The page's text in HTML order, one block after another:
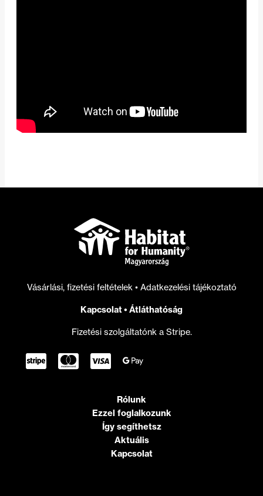
Vásárlási, fizetési feltételek • Adatkezelési tájékoztató
Kapcsolat• Átláthatóság
Fizetési szolgáltatónk a Stripe.
Rólunk
Ezzel foglalkozunk
Így segíthetsz
Aktuális
Kapcsolat